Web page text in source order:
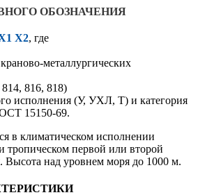
ОБОЗНАЧЕНИЯ
Х2, где
металлургических
816, 818)
исполнения (У, УХЛ, Т) и категория
15150-69.
в климатическом исполнении
тропическом первой или второй
Высота над уровнем моря до 1000 м.